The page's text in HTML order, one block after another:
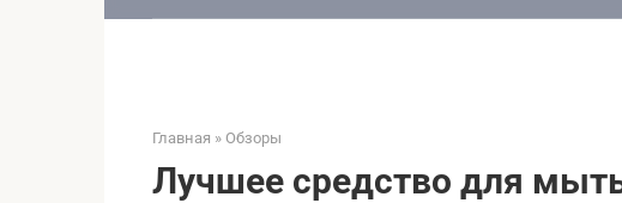
Главная » Обзоры
Лучшее средство для